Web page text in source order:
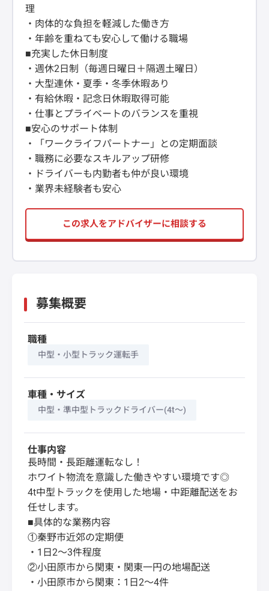
理
・肉体的な負担を軽減した働き方
・年齢を重ねても安心して働ける職場
■充実した休日制度
・週休2日制（毎週日曜日＋隔週土曜日）
・大型連休・夏季・冬季休暇あり
・有給休暇・記念日休暇取得可能
・仕事とプライベートのバランスを重視
■安心のサポート体制
・「ワークライフパートナー」との定期面談
・職務に必要なスキルアップ研修
・ドライバーも内勤者も仲が良い環境
・業界未経験者も安心
この求人をアドバイザーに相談する
募集概要
職種
中型・小型トラック運転手
車種・サイズ
中型・準中型トラックドライバー(4t～)
仕事内容
長時間・長距離運転なし！
ホワイト物流を意識した働きやすい環境です◎
4t中型トラックを使用した地場・中距離配送をお
任せします。
■具体的な業務内容
①秦野市近郊の定期便
・1日2～3件程度
②小田原市から関東・関東一円の地場配送
・小田原市から関東：1日2～4件